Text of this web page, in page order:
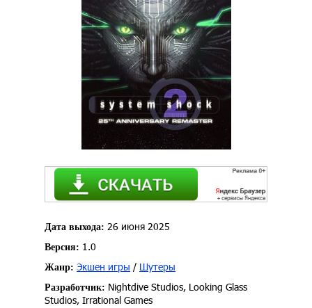
Дата выхода: 26 июня 2025
Версия: 1.0
Жанр: Экшен игры / Шутеры
Разработчик: Nightdive Studios, Looking Glass
Studios, Irrational Games